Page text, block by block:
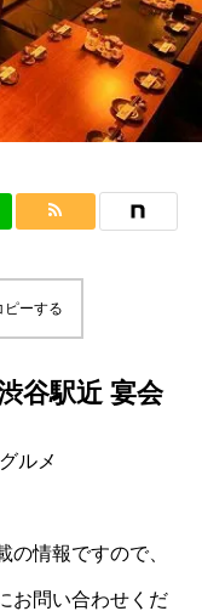
ピーする
谷駅近 宴会
ルメ
情報ですので、
お問い合わせくだ